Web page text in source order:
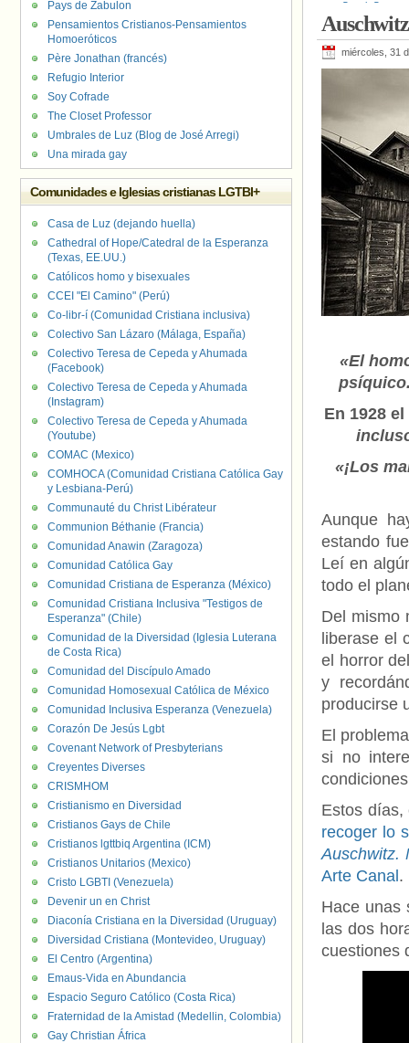
Canal
Centro
Estatal de
miércoles, 31
«El
En 1928
«¡Los
Aunque
estando
Leí en
todo el
Del mismo
liberase el
el horror
y
producirse
El
si no
Estos
recoger lo
Auschwitz.
Arte Canal .
Hace unas
las dos
cuestiones
Pays de Zabulon
Pensamientos Cristianos-Pensamientos
Homoeróticos
Père Jonathan (francés)
Refugio Interior
Soy Cofrade
The Closet Professor
Umbrales de Luz (Blog de José Arregi)
Una mirada gay
Comunidades e Iglesias cristianas LGTBI+
Casa de Luz (dejando huella)
Cathedral of Hope/Catedral de la Esperanza
(Texas, EE.UU.)
Católicos homo y bisexuales
CCEI "El Camino" (Perú)
Co-libr-í (Comunidad Cristiana inclusiva)
Colectivo San Lázaro (Málaga, España)
Colectivo Teresa de Cepeda y Ahumada
(Facebook)
Colectivo Teresa de Cepeda y Ahumada
(Instagram)
Colectivo Teresa de Cepeda y Ahumada
(Youtube)
COMAC (Mexico)
COMHOCA (Comunidad Cristiana Católica Gay
y Lesbiana-Perú)
Communauté du Christ Libérateur
Communion Béthanie (Francia)
Comunidad Anawin (Zaragoza)
Comunidad Católica Gay
Comunidad Cristiana de Esperanza (México)
Comunidad Cristiana Inclusiva "Testigos de
Esperanza" (Chile)
Comunidad de la Diversidad (Iglesia Luterana
de Costa Rica)
Comunidad del Discípulo Amado
Comunidad Homosexual Católica de México
Comunidad Inclusiva Esperanza (Venezuela)
Corazón De Jesús Lgbt
Covenant Network of Presbyterians
Creyentes Diverses
CRISMHOM
Cristianismo en Diversidad
Cristianos Gays de Chile
Cristianos lgttbiq Argentina (ICM)
Cristianos Unitarios (Mexico)
Cristo LGBTI (Venezuela)
Devenir un en Christ
Diaconía Cristiana en la Diversidad (Uruguay)
Diversidad Cristiana (Montevideo, Uruguay)
El Centro (Argentina)
Emaus-Vida en Abundancia
Espacio Seguro Católico (Costa Rica)
Fraternidad de la Amistad (Medellin, Colombia)
Gay Christian África